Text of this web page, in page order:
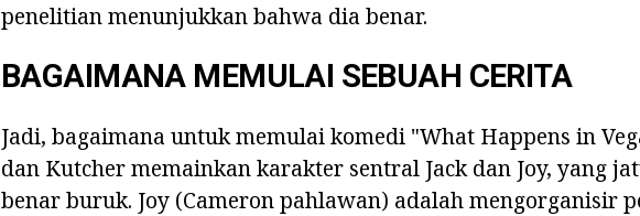
penelitian menunjukkan bahwa dia benar.
BAGAIMANA MEMULAI SEBUAH CERITA
Jadi, bagaimana untuk memulai komedi "What Happens in
dan Kutcher memainkan karakter sentral Jack dan Joy, yang
benar buruk. Joy (Cameron pahlawan) adalah mengorganisir